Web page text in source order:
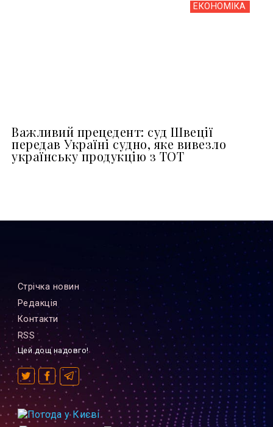
ЕКОНОМІКА
Важливий прецедент: суд Швеції
передав Україні судно, яке вивезло
українську продукцію з ТОТ
Стрiчка новин
Редакцiя
Контакти
RSS
Цей дощ надовго!